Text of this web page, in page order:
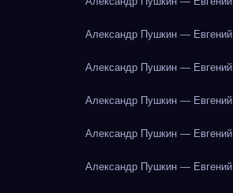
Александр Пушкин — Евгений
Александр Пушкин — Евгений
Александр Пушкин — Евгений
Александр Пушкин — Евгений
Александр Пушкин — Евгений